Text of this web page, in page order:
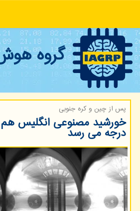
گروه
پس از چین و كره جنوبی
درجه می رسد